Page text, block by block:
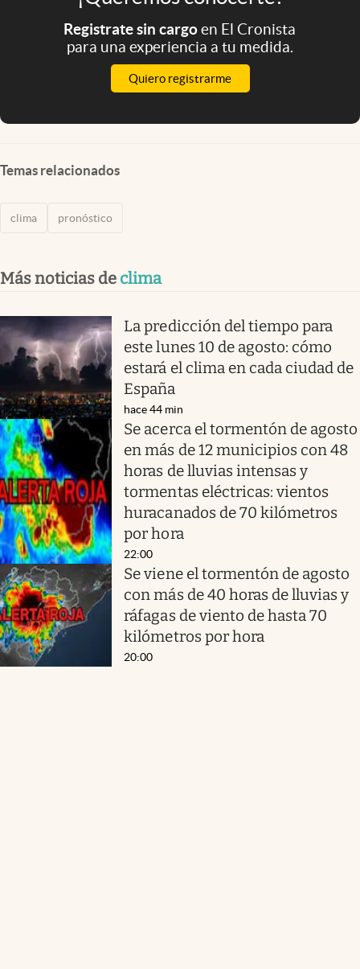
Registrate sin cargoen El Cronista
para una experiencia a tu medida.
Quiero registrarme
Temas relacionados
clima pronóstico
Más noticias de clima
La predicción del tiempo para
este lunes 10 de agosto: cómo
estará el clima en cada ciudad de
España
hace 44 min
Se acerca el tormentón de agosto
en más de 12 municipios con 48
horas de lluvias intensas y
tormentas eléctricas: vientos
huracanados de 70 kilómetros
por hora
22:00
Se viene el tormentón de agosto
con más de 40 horas de lluvias y
ráfagas de viento de hasta 70
kilómetros por hora
20:00